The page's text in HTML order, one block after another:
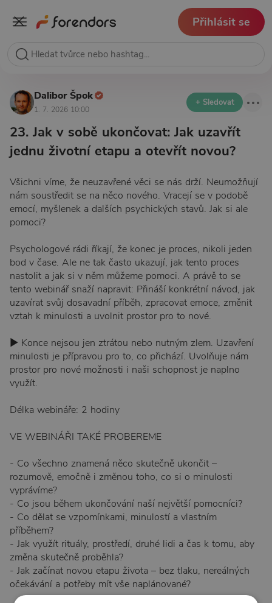
Přihlásit se
Dalibor Špok
1. 7. 2026 10:00
+ Sledovat
23. Jak v sobě ukončovat: Jak uzavřít
jednu životní etapu a otevřít novou?
Všichni víme, že neuzavřené věci se nás drží. Neumožňují
nám soustředit se na něco nového. Vracejí se v podobě
emocí, myšlenek a dalších psychických stavů. Jak si ale
pomoci?
Psychologové rádi říkají, že konec je proces, nikoli jeden
bod v čase. Ale ne tak často ukazují, jak tento proces
nastolit a jak si v něm můžeme pomoci. A právě to se
tento webinář snaží napravit: Přináší konkrétní návod, jak
uzavírat svůj dosavadní příběh, zpracovat emoce, změnit
vztah k minulosti a uvolnit prostor pro to nové.
▶︎ Konce nejsou jen ztrátou nebo nutným zlem. Uzavření
minulosti je přípravou pro to, co přichází. Uvolňuje nám
prostor pro nové možnosti i naši schopnost je naplno
využít.
Délka webináře: 2 hodiny
VE WEBINÁŘI TAKÉ PROBEREME
- Co všechno znamená něco skutečně ukončit –
rozumově, emočně i změnou toho, co si o minulosti
vyprávíme?
- Co jsou během ukončování naší největší pomocníci?
- Co dělat se vzpomínkami, minulostí a vlastním
příběhem?
- Jak využít rituály, prostředí, druhé lidi a čas k tomu, aby
změna skutečně proběhla?
- Jak začínat novou etapu života – bez tlaku, nereálných
očekávání a potřeby mít vše naplánované?